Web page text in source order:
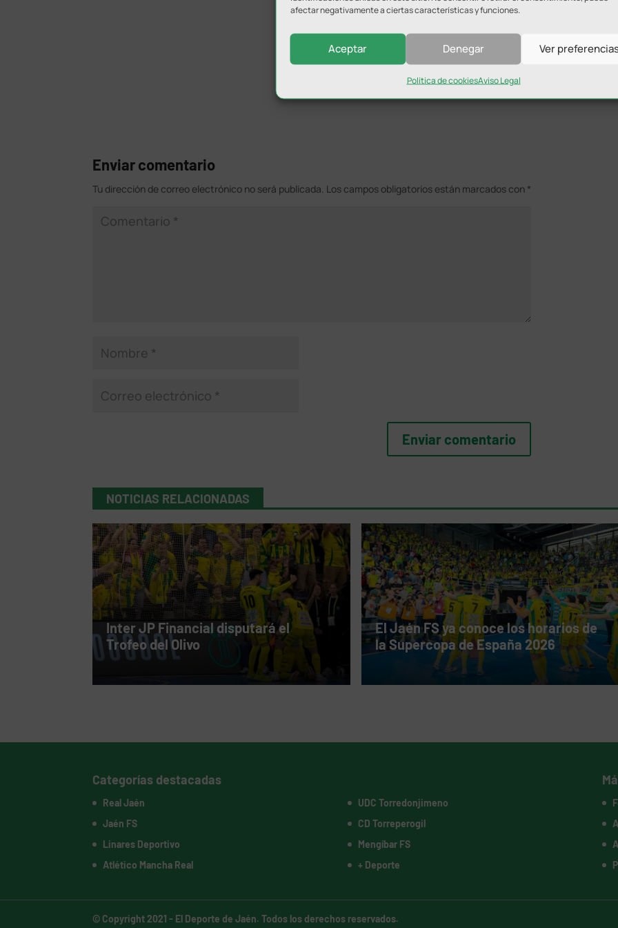
afectar negativamente a ciertas características y funciones.
Aceptar Denegar Ver
Política de cookiesAviso Legal
Enviar comentario
Tu dirección de correo electrónico no será publicada. Los campos obligatorios están marcados con *
NOTICIAS RELACIONADAS
Inter JP Financial disputará el
Trofeo del Olivo
El Jaén FS ya conoce los horarios de
la Supercopa de España 2026
Categorías destacadas
Real Jaén
Jaén FS
Linares Deportivo
Atlético Mancha Real
UDC Torredonjimeno
CD Torreperogil
Mengíbar FS
+ Deporte
© Copyright 2021 - El Deporte de Jaén. Todos los derechos reservados.